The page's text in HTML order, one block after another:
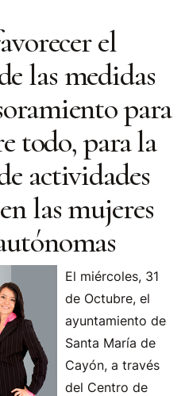
el
las medidas
para
todo, para la
actividades
las mujeres
El miércoles, 31
de Octubre, el
ayuntamiento de
Santa María de
Cayón, a través
del Centro de